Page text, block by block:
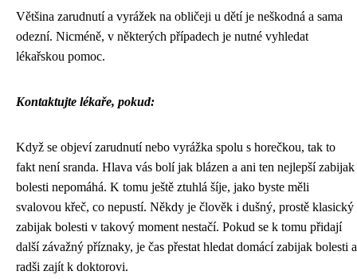
Většina zarudnutí a vyrážek na obličeji u dětí je neškodná a sama
odezní. Nicméně, v některých případech je nutné vyhledat
lékařskou pomoc.
Kontaktujte lékaře, pokud:
Když se objeví zarudnutí nebo vyrážka spolu s horečkou, tak to
fakt není sranda. Hlava vás bolí jak blázen a ani ten nejlepší zabijak
bolesti nepomáhá. K tomu ještě ztuhlá šíje, jako byste měli
svalovou křeč, co nepustí. Někdy je člověk i dušný, prostě klasický
zabijak bolesti v takový moment nestačí. Pokud se k tomu přidají
další závažný příznaky, je čas přestat hledat domácí zabijak bolesti a
radši zajít k doktorovi.